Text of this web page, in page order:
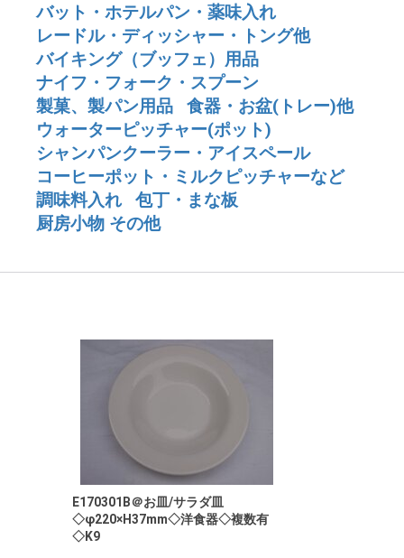
バット・ホテルパン・薬味入れ
レードル・ディッシャー・トング他
バイキング（ブッフェ）用品
ナイフ・フォーク・スプーン
製菓、製パン用品
食器・お盆(トレー)他
ウォーターピッチャー(ポット)
シャンパンクーラー・アイスペール
コーヒーポット・ミルクピッチャーなど
調味料入れ
包丁・まな板
厨房小物 その他
E170301B＠お皿/サラダ皿
◇φ220×H37mm◇洋食器◇複数有
◇K9